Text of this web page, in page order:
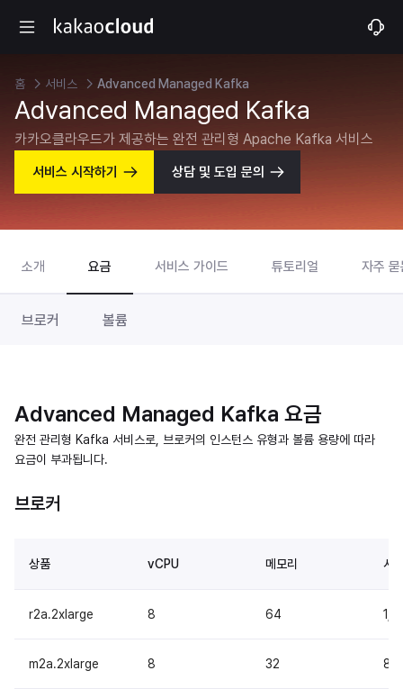
홈 서비스 Advanced Managed Kafka
Advanced Managed Kafka
카카오클라우드가 제공하는 완전 관리형 Apache Kafka 서비스
서비스 시작하기 상담 및 도입 문의
소개 요금 서비스 가이드 튜토리얼 자주
브로커 볼륨
Advanced Managed Kafka 요금
완전 관리형 Kafka 서비스로, 브로커의 인스턴스 유형과 볼륨 용량에 따라
요금이 부과됩니다.
브로커
상품 vCPU 메모리 시
r2a.2xlarge 8 64
m2a.2xlarge 8 32